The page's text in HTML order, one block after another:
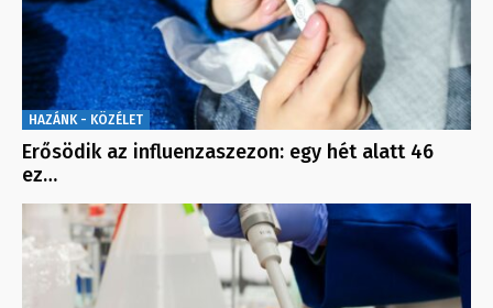
HAZÁNK - KÖZÉLET
Erősödik az influenzaszezon: egy hét alatt 46
ez…